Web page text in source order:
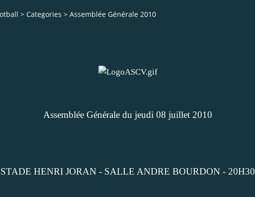
> Categories > Assemblée Générale 2010
Assemblée Générale du jeudi 08 juillet 2010
STADE HENRI JORAN - SALLE ANDRE BOURDON - 20H30